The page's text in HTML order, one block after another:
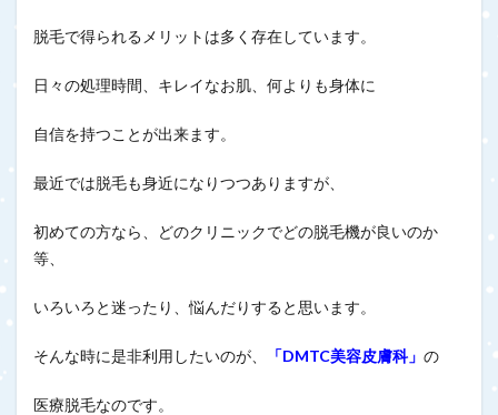
脱毛で得られるメリットは多く存在しています。
日々の処理時間、キレイなお肌、何よりも身体に
自信を持つことが出来ます。
最近では脱毛も身近になりつつありますが、
初めての方なら、どのクリニックでどの脱毛機が良いのか
等、
いろいろと迷ったり、悩んだりすると思います。
そんな時に是非利用したいのが、 「DMTC美容皮膚科」 の
医療脱毛なのです。